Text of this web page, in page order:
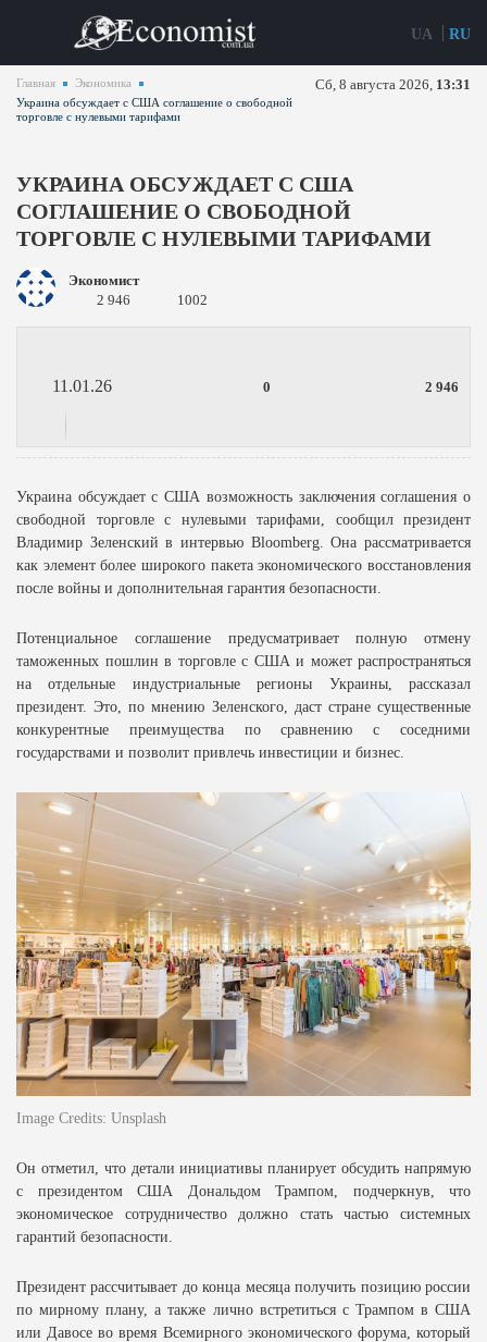
UA RU
Главная
Экономика
Украина обсуждает с США соглашение о свободной
торговле с нулевыми тарифами
Сб, 8 августа 2026, 13:31
УКРАИНА ОБСУЖДАЕТ С США
СОГЛАШЕНИЕ О СВОБОДНОЙ
ТОРГОВЛЕ С НУЛЕВЫМИ ТАРИФАМИ
Экономист
2 946
1002
11.01.26 0 2 946
Украина обсуждает с США возможность заключения соглашения о
свободной торговле с нулевыми тарифами, сообщил президент
Владимир Зеленский в интервью Bloomberg. Она рассматривается
как элемент более широкого пакета экономического восстановления
после войны и дополнительная гарантия безопасности.
Потенциальное соглашение предусматривает полную отмену
таможенных пошлин в торговле с США и может распространяться
на отдельные индустриальные регионы Украины, рассказал
президент. Это, по мнению Зеленского, даст стране существенные
конкурентные преимущества по сравнению с соседними
государствами и позволит привлечь инвестиции и бизнес.
Image Credits: Unsplash
Он отметил, что детали инициативы планирует обсудить напрямую
с президентом США Дональдом Трампом, подчеркнув, что
экономическое сотрудничество должно стать частью системных
гарантий безопасности.
Президент рассчитывает до конца месяца получить позицию россии
по мирному плану, а также лично встретиться с Трампом в США
или Давосе во время Всемирного экономического форума, который